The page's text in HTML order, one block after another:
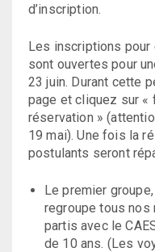
d’inscription.
Les inscriptions pour
sont ouvertes pour
23 juin. Durant cette
page et cliquez sur «
réservation »
19 mai). Une fois la
postulants seront
Le premier
regroupe tous nos
partis avec le
de 10 ans. (Les